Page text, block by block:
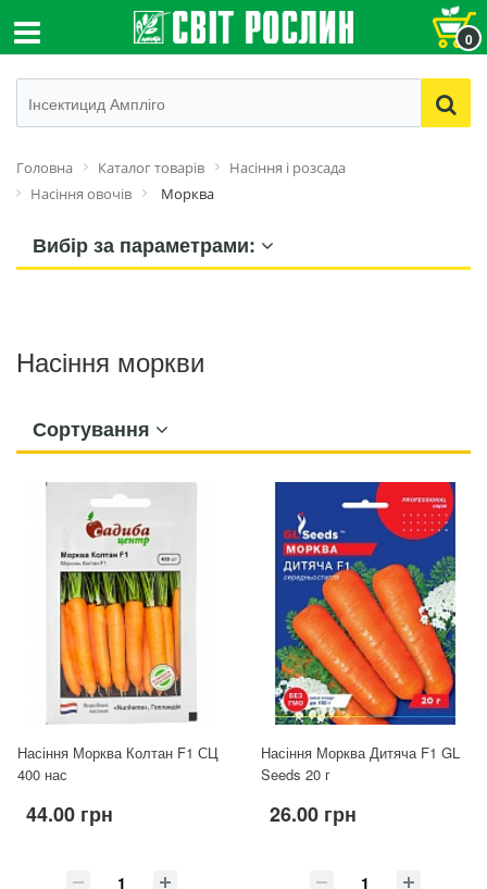
0
Головна Каталог товарів
Насіння і розсада
Насіння овочів
Морква
Вибір за параметрами:
Насіння моркви
Сортування
Насіння Морква Колтан F1 СЦ
400 нас
44.00 грн
Насіння Морква Дитяча F1 GL
Seeds 20 г
26.00 грн